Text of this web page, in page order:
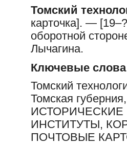
Томский
карточка]. —
оборотной
Лычагина.
Ключевые слова
Томский
Томская
ИНСТИТУТЫ,
ПОЧТОВЫЕ